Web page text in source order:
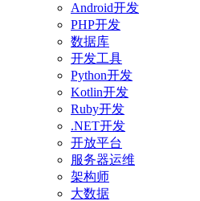
Android开发
PHP开发
数据库
开发工具
Python开发
Kotlin开发
Ruby开发
.NET开发
开放平台
服务器运维
架构师
大数据